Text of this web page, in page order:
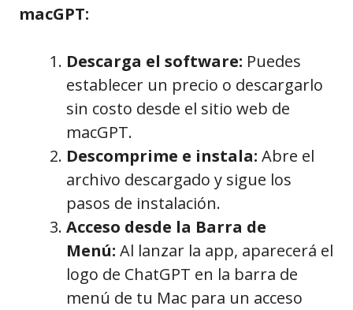
macGPT:
Descarga el software: Puedes
establecer un precio o descargarlo
sin costo desde el sitio web de
macGPT.
Descomprime e instala: Abre el
archivo descargado y sigue los
pasos de instalación.
Acceso desde la Barra de
Menú: Al lanzar la app, aparecerá el
logo de ChatGPT en la barra de
menú de tu Mac para un acceso